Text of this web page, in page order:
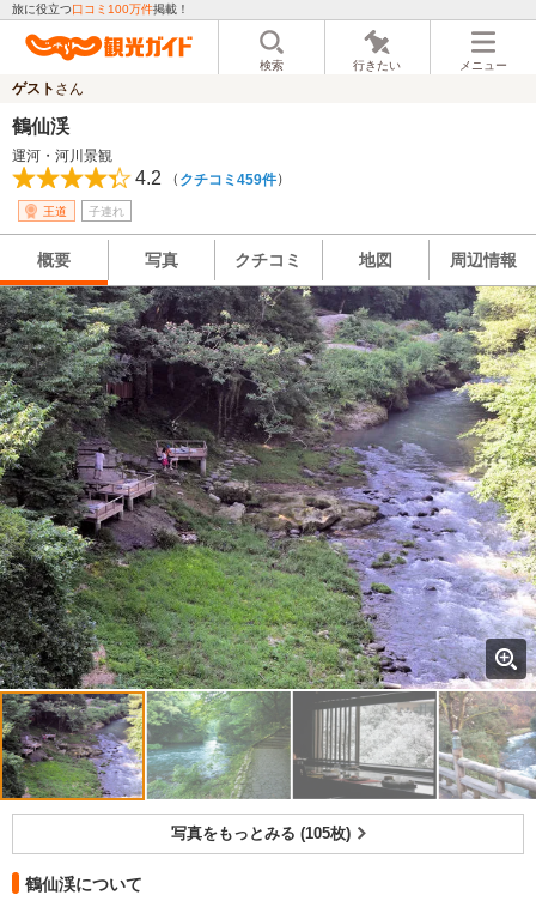
旅に役立つ口コミ100万件掲載！
検索 行きたい メニュー
ゲスト さん
鶴仙渓
運河・河川景観
4.2 （ クチコミ459件）
王道 子連れ
概要 写真 クチコミ 地図 周辺情報
写真をもっとみる (105枚)
鶴仙渓について